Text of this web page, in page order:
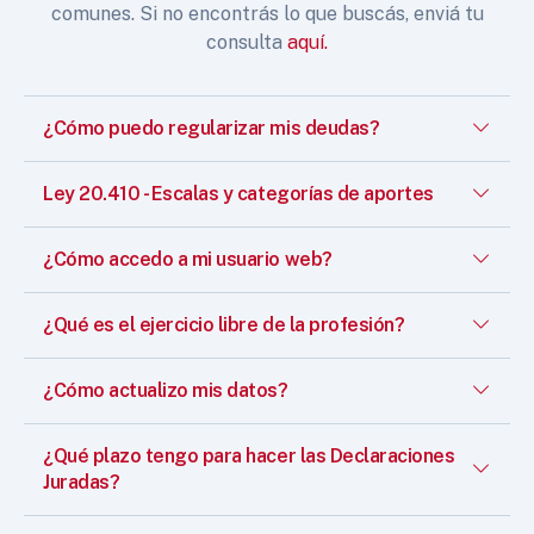
comunes. Si no encontrás lo que buscás, enviá tu
consulta aquí.
¿Cómo puedo regularizar mis deudas?
Ley 20.410 - Escalas y categorías de aportes
¿Cómo accedo a mi usuario web?
¿Qué es el ejercicio libre de la profesión?
¿Cómo actualizo mis datos?
¿Qué plazo tengo para hacer las Declaraciones
Juradas?